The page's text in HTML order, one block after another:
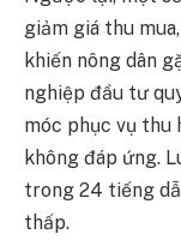
giảm giá thu
khiến nông dân
nghiệp đầu tư
móc phục vụ thu
không đáp ứng.
trong 24 tiếng
thấp.